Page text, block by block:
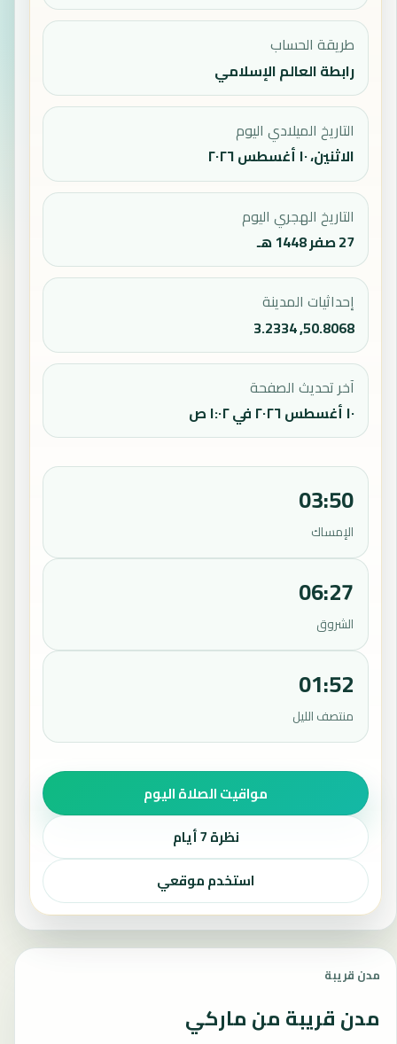
طريقة الحساب
رابطة العالم الإسلامي
التاريخ الميلادي اليوم
الاثنين، ١٠ أغسطس ٢٠٢٦
التاريخ الهجري اليوم
27 صفر 1448 هـ
إحداثيات المدينة
50.8068, 3.2334
آخر تحديث الصفحة
١٠ أغسطس ٢٠٢٦ في ١:٠٢ ص
03:50
الإمساك
06:27
الشروق
01:52
منتصف الليل
مواقيت الصلاة اليوم
نظرة 7 أيام
استخدم موقعي
مدن قريبة
مدن قريبة من ماركي